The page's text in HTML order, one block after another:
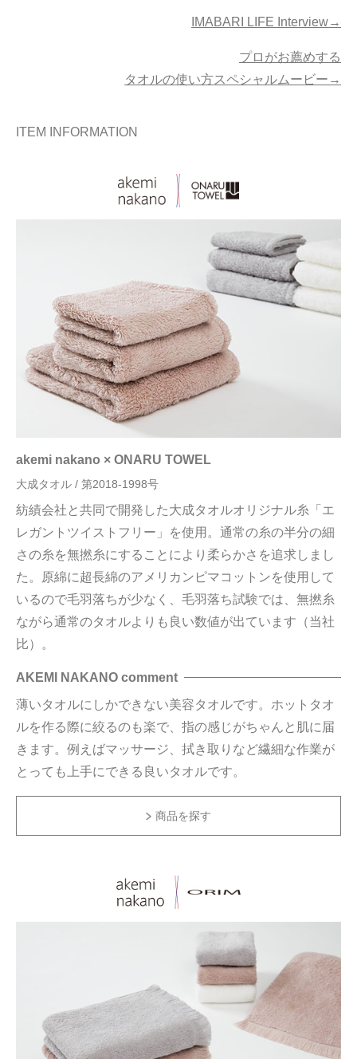
IMABARI LIFE Interview→
プロがお薦めする
タオルの使い方スペシャルムービー→
ITEM INFORMATION
akemi nakano × ONARU TOWEL
大成タオル / 第2018-1998号
紡績会社と共同で開発した大成タオルオリジナル糸「エ
レガントツイストフリー」を使用。通常の糸の半分の細
さの糸を無撚糸にすることにより柔らかさを追求しまし
た。原綿に超長綿のアメリカンピマコットンを使用して
いるので毛羽落ちが少なく、毛羽落ち試験では、無撚糸
ながら通常のタオルよりも良い数値が出ています（当社
比）。
AKEMI NAKANO comment
薄いタオルにしかできない美容タオルです。ホットタオ
ルを作る際に絞るのも楽で、指の感じがちゃんと肌に届
きます。例えばマッサージ、拭き取りなど繊細な作業が
とっても上手にできる良いタオルです。
商品を探す